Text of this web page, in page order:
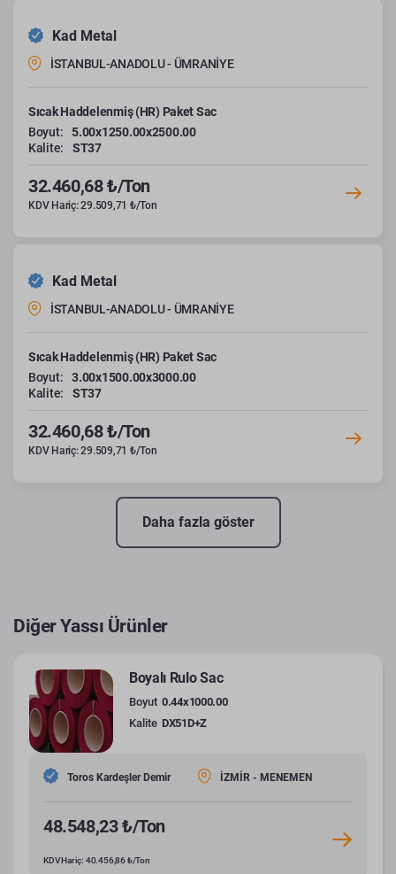
Kad Metal
İSTANBUL-ANADOLU - ÜMRANİYE
Sıcak Haddelenmiş (HR) Paket Sac
Boyut:
5.00x1250.00x2500.00
Kalite:
ST37
32.460,68 ₺/Ton
KDV Hariç: 29.509,71 ₺/Ton
Kad Metal
İSTANBUL-ANADOLU - ÜMRANİYE
Sıcak Haddelenmiş (HR) Paket Sac
Boyut:
3.00x1500.00x3000.00
Kalite:
ST37
32.460,68 ₺/Ton
KDV Hariç: 29.509,71 ₺/Ton
Daha fazla göster
Diğer Yassı Ürünler
Boyalı Rulo Sac
Boyut 0.44x1000.00
Kalite DX51D+Z
Toros Kardeşler Demir İZMİR - MENEMEN
48.548,23 ₺/Ton
KDV Hariç: 40.456,86 ₺/Ton